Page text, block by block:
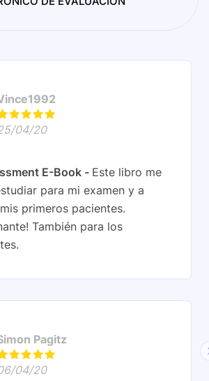
04/20
E-Book
Este libro me
para mi examen y a
primeros pacientes.
También para los
Pagitz
04/20